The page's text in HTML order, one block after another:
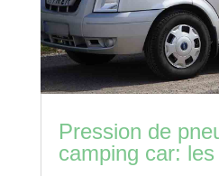
Pression de
camping car: